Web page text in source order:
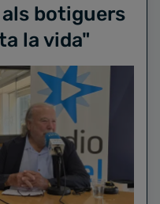
botiguers
la vida"